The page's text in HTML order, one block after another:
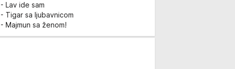
- Lav ide sam
- Tigar sa ljubavnicom
- Majmun sa ženom!